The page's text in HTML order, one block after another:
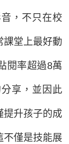
，不只在校
課堂上最好動
閱率超過8萬
享，並因此
提升孩子的成
不僅是技能展